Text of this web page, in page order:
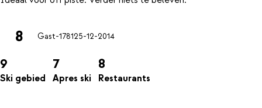
8 Gast-178125-12-2014
9
Ski gebied
7
Apres ski
8
Restaurants